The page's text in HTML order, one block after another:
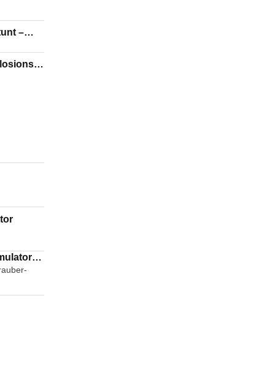
–